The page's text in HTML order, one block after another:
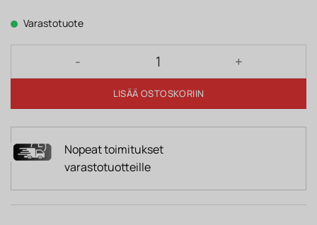
Varastotuote
LISÄÄ OSTOSKORIIN
Nopeat toimitukset
varastotuotteille